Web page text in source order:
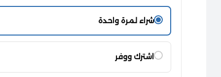
شراء لمرة واحدة
اشترك ووفر